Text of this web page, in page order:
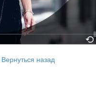
Вернуться назад